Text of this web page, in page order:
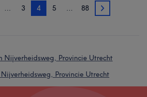
… 3 4 5 … 88 5
Nijverheidsweg, Provincie Utrecht
Nijverheidsweg, Provincie Utrecht